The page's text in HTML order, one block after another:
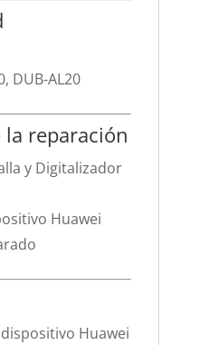
DUB-AL20
reparación
y Digitalizador
Huawei
Huawei